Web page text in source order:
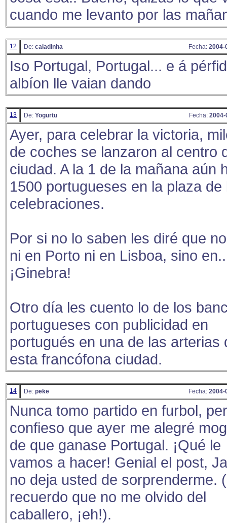
cuando me levanto por las
12 De: caladinha Fecha: 2004-
Iso Portugal, Portugal... e á
albíon lle vaian dando
13 De: Yogurtu Fecha: 2004-
Ayer, para celebrar la victoria,
de coches se lanzaron al centro
ciudad. A la 1 de la mañana aún
1500 portugueses en la plaza de
celebraciones.
Por si no lo saben les diré que
ni en Porto ni en Lisboa, sino
¡Ginebra!
Otro día les cuento lo de los
portugueses con publicidad en
portugués en una de las arterias
esta francófona ciudad.
14 De: peke Fecha: 2004-
Nunca tomo partido en furbol,
confieso que ayer me alegré
de que ganase Portugal. ¡Qué le
vamos a hacer! Genial el post,
no deja usted de sorprenderme.
recuerdo que no me olvido del
caballero, ¡eh!).